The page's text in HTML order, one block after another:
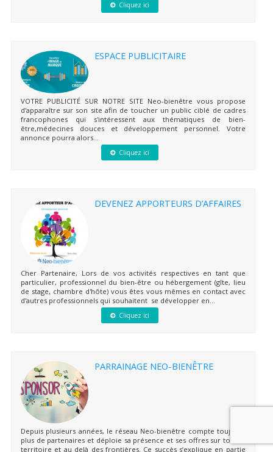
Cliquez ici
ESPACE PUBLICITAIRE
VOTRE PUBLICITÉ SUR NOTRE SITE Neo-bienêtre vous propose
d'apparaître sur son site afin de toucher un public ciblé de cadres
francophones qui s'intéressent aux thématiques de bien-
être,médecines douces et développement personnel. Votre
annonce pourra alors...
Cliquez ici
DEVENEZ APPORTEURS D’AFFAIRES
Cher Partenaire, Lors de vos activités respectives en tant que
particulier, professionnel du bien-être ou hébergement (gîte, lieu
de stage, chambre d'hôte) vous êtes vous mêmes en contact avec
d'autres professionnels qui souhaitent se développer en...
Cliquez ici
PARRAINAGE NEO-BIENÊTRE
Depuis plusieurs années, le réseau Neo-bienêtre compte toujours
plus de partenaires et déploie sa présence et ses offres sur tout le
territoire et au delà des frontières. Ce succès s’explique en partie